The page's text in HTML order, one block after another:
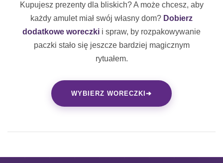
Kupujesz prezenty dla bliskich? A może chcesz, aby
każdy amulet miał swój własny dom? Dobierz
dodatkowe woreczki i spraw, by rozpakowywanie
paczki stało się jeszcze bardziej magicznym
rytuałem.
WYBIERZ WORECZKI ➔